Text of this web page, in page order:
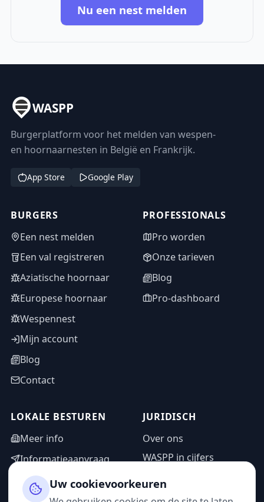
Nu een nest melden
WASPP
Burgerplatform voor het melden van wespen-
en hoornaarnesten in België en Frankrijk.
App Store Google Play
BURGERS
Een nest melden
Een val registreren
Aziatische hoornaar
Europese hoornaar
Wespennest
Mijn account
Blog
Contact
PROFESSIONALS
Pro worden
Onze tarieven
Blog
Pro-dashboard
LOKALE BESTUREN
Meer info
Informatieaanvraag
Adminzone
JURIDISCH
Over ons
WASPP in cijfers
Privacybeleid
Uw cookievoorkeuren